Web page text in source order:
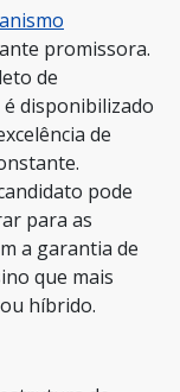
promissora.
de
disponibilizado
de
pode
para as
a garantia de
que mais
híbrido.